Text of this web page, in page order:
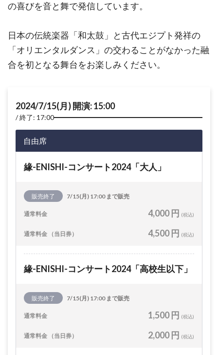
の喜びを音と舞で発信しています。
日本の伝統楽器「和太鼓」と古代エジプト発祥の
「オリエンタルダンス」の交わることがなかった融
合を初となる舞台をお楽しみください。
2024/7/15(月) 開演: 15:00
終了: 17:00
自由席
緣-ENISHI-コンサート2024「大人」
販売終了 7/15(月) 17:00 まで販売
通常料金 4,000 円 (税込)
通常料金 （当日券） 4,500 円 (税込)
緣-ENISHI-コンサート2024「高校生以下」
販売終了 7/15(月) 17:00 まで販売
通常料金 1,500 円 (税込)
通常料金 （当日券） 2,000 円 (税込)